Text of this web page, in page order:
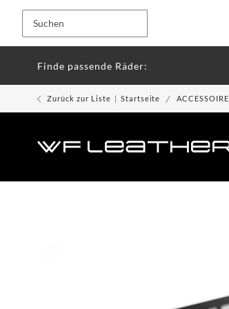
Finde passende Räder:
Zurück zur Liste Startseite
WF Leather